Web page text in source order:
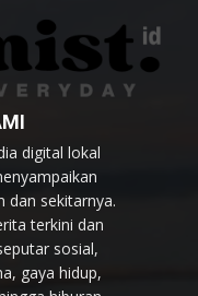
digital lokal
dan sekitarnya.
terkini dan
sosial,
gaya hidup,